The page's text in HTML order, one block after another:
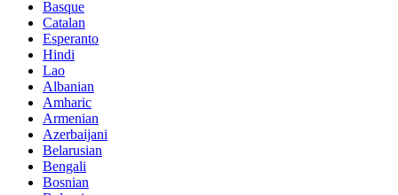
Basque
Catalan
Esperanto
Hindi
Lao
Albanian
Amharic
Armenian
Azerbaijani
Belarusian
Bengali
Bosnian